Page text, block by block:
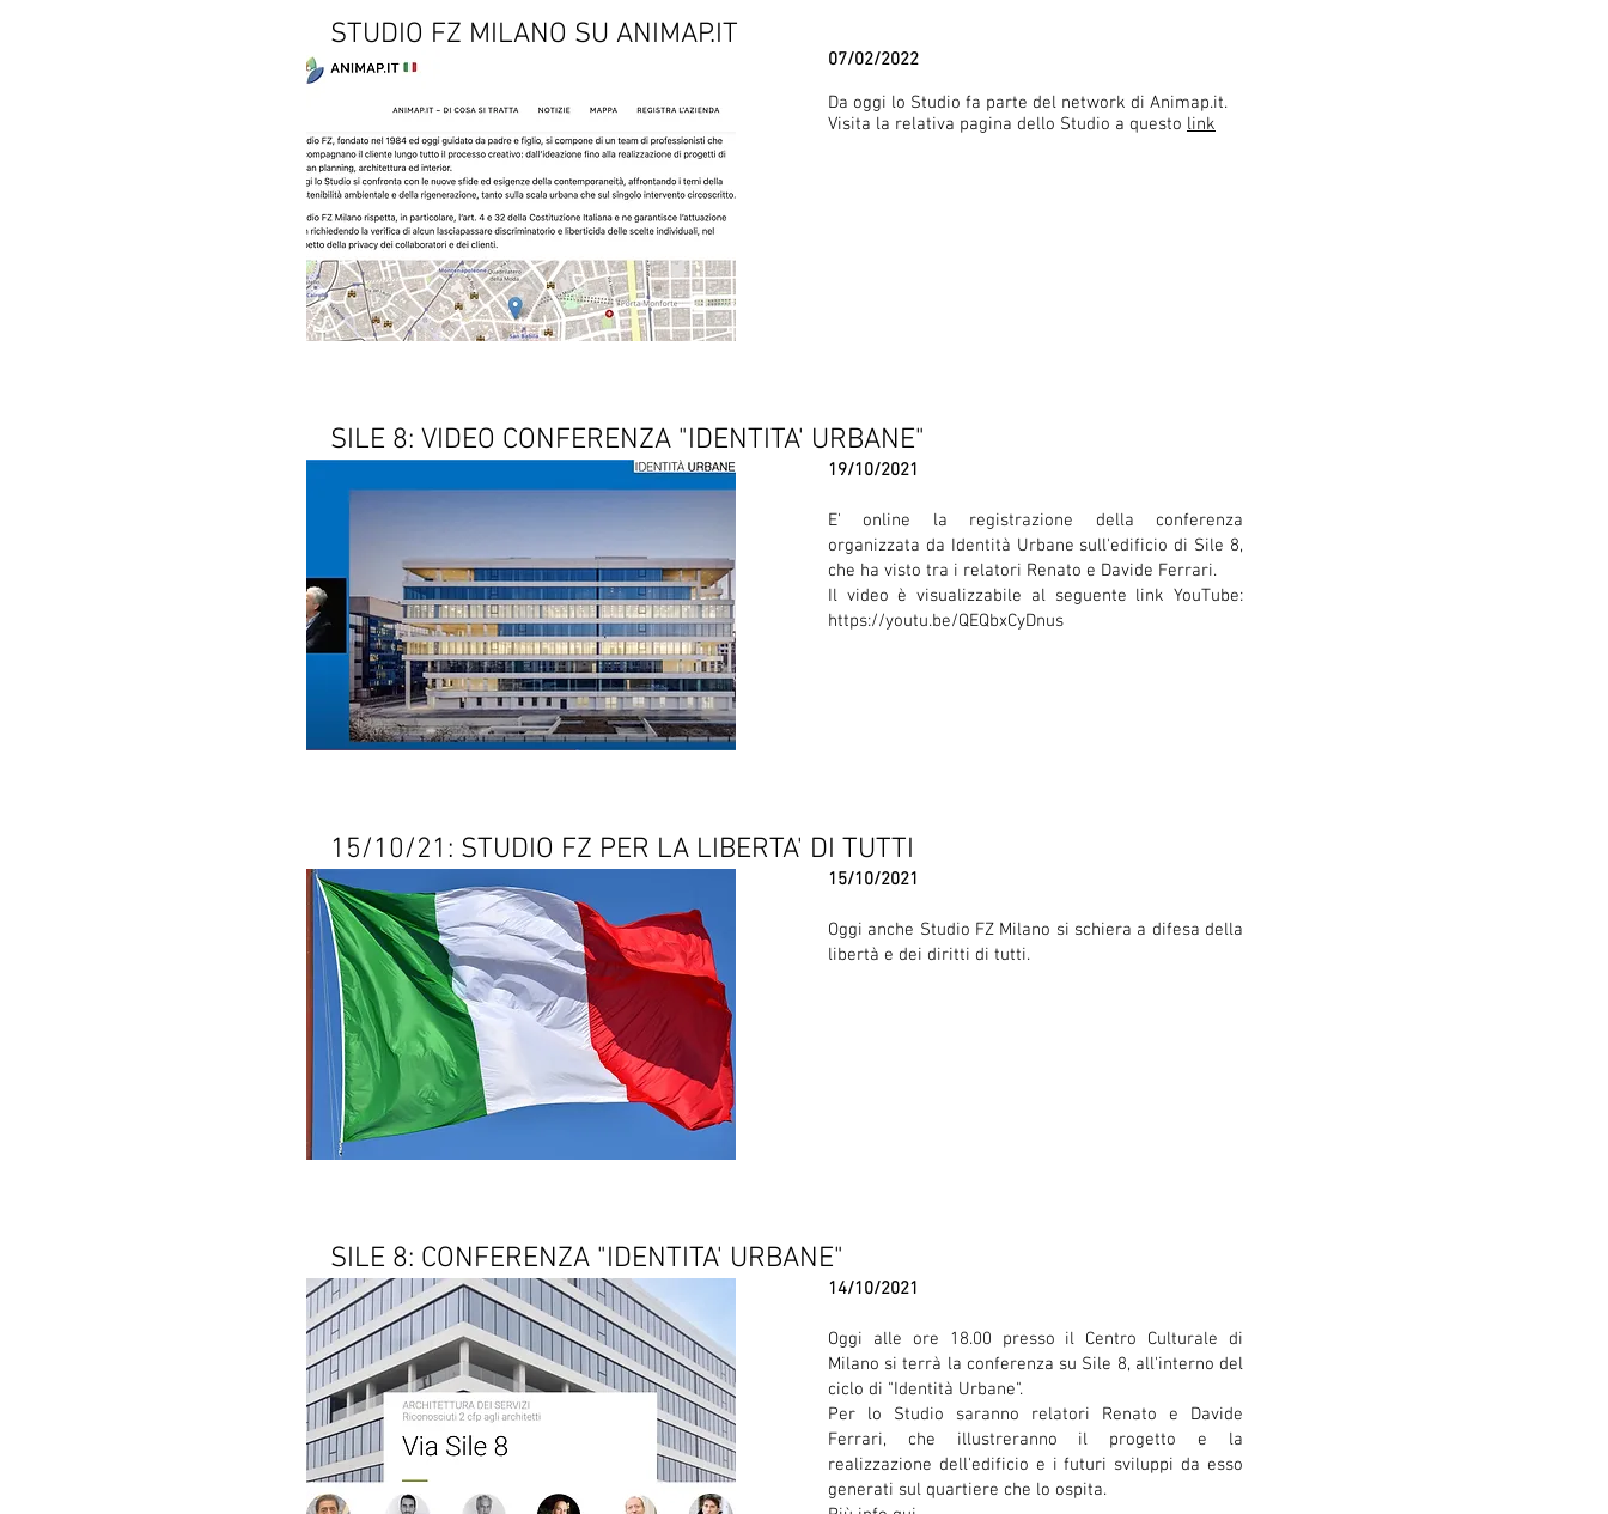
STUDIO FZ MILANO SU ANIMAP.IT
07/02/2022
Da oggi lo Studio fa parte del network di Animap.it​.
Visita la relativa pagina dello Studio a questo link
SILE 8: VIDEO CONFERENZA "IDENTITA' URBANE"
19/10/2021
E' online la registrazione della conferenza
organizzata da Identità Urbane sull'edificio di Sile 8,
che ha visto tra i relatori Renato e Davide Ferrari.
Il video è visualizzabile al seguente link YouTube:
https://youtu.be/QEQbxCyDnus
15/10/21: STUDIO FZ PER LA LIBERTA' DI TUTTI
15/10/2021
Oggi anche Studio FZ Milano si schiera a difesa della
libertà e dei diritti di tutti.
SILE 8: CONFERENZA "IDENTITA' URBANE"
14/10/2021
Oggi alle ore 18.00 presso il Centro Culturale di
Milano si terrà la conferenza su Sile 8, all'interno del
ciclo di "Identità Urbane".
Per lo Studio saranno relatori Renato e Davide
Ferrari, che illustreranno il progetto e la
realizzazione dell'edificio e i futuri sviluppi da esso
generati sul quartiere che lo ospita.